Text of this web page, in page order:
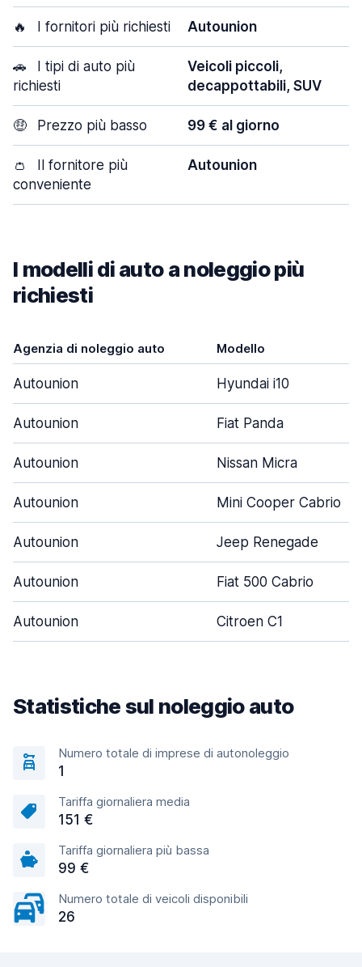
🔥 I fornitori più richiesti Autounion
🚗
I tipi di auto più
richiesti
Veicoli piccoli,
decappottabili, SUV
🤑 Prezzo più basso 99 € al giorno
👛
Il fornitore più
conveniente
Autounion
I modelli di auto a noleggio più
richiesti
Agenzia di noleggio auto Modello
Autounion Hyundai i10
Autounion Fiat Panda
Autounion Nissan Micra
Autounion Mini Cooper Cabrio
Autounion Jeep Renegade
Autounion Fiat 500 Cabrio
Autounion Citroen C1
Statistiche sul noleggio auto
Numero totale di imprese di autonoleggio
1
Tariffa giornaliera media
151 €
Tariffa giornaliera più bassa
99 €
Numero totale di veicoli disponibili
26